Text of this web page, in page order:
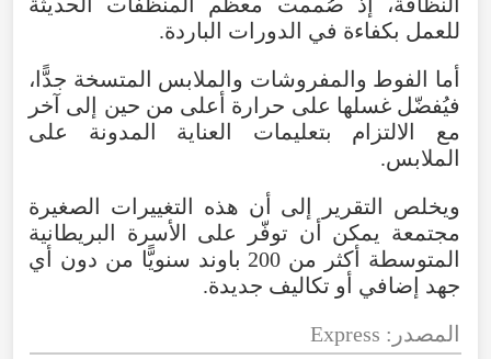
النظافة، إذ صُممت معظم المنظفات الحديثة
للعمل بكفاءة في الدورات الباردة.
أما الفوط والمفروشات والملابس المتسخة جدًّا،
فيُفضّل غسلها على حرارة أعلى من حين إلى آخر
مع الالتزام بتعليمات العناية المدونة على
الملابس.
ويخلص التقرير إلى أن هذه التغييرات الصغيرة
مجتمعة يمكن أن توفّر على الأسرة البريطانية
المتوسطة أكثر من 200 باوند سنويًّا من دون أي
جهد إضافي أو تكاليف جديدة.
المصدر: Express